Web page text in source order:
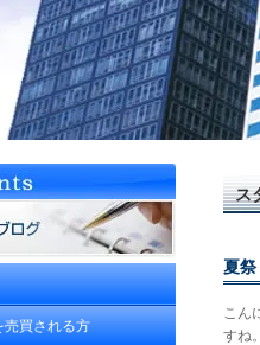
ス
夏祭
こん
すね
売買される方